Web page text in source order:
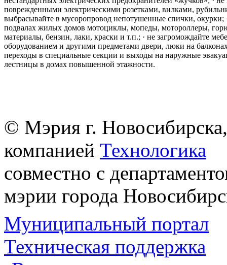
поврежденными электрическими розетками, вилками,
выбрасывайте в мусоропровод непотушенные спички, окурки;
подвалах жилых домов мотоциклы, мопеды, мотороллеры,
материалы, бензин, лаки, краски и т.п.; · не загромождайте
оборудованием и другими предметами двери, люки на
переходы в специальные секции и выходы на наружные
лестницы в домах повышенной этажности.
© Мэрия г.
компанией Технологика
совместно с
мэрии города
Муниципальный портал
Техническая поддержка